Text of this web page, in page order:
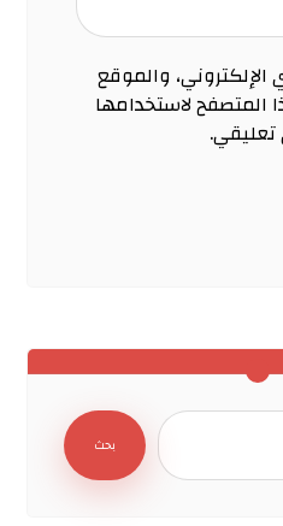
والموقع
المتصفح لاستخدامها
تعليقي.